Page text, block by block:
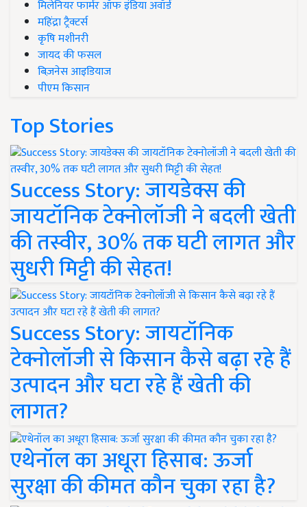
मिलेनियर फार्मर ऑफ इंडिया अवॉर्ड
महिंद्रा ट्रैक्टर्स
कृषि मशीनरी
जायद की फसल
बिज़नेस आइडियाज
पीएम किसान
Top Stories
Success Story: जायडेक्स की
जायटॉनिक टेक्नोलॉजी ने बदली खेती
की तस्वीर, 30% तक घटी लागत और
सुधरी मिट्टी की सेहत!
Success Story: जायटॉनिक
टेक्नोलॉजी से किसान कैसे बढ़ा रहे हैं
उत्पादन और घटा रहे हैं खेती की
लागत?
एथेनॉल का अधूरा हिसाब: ऊर्जा
सुरक्षा की कीमत कौन चुका रहा है?